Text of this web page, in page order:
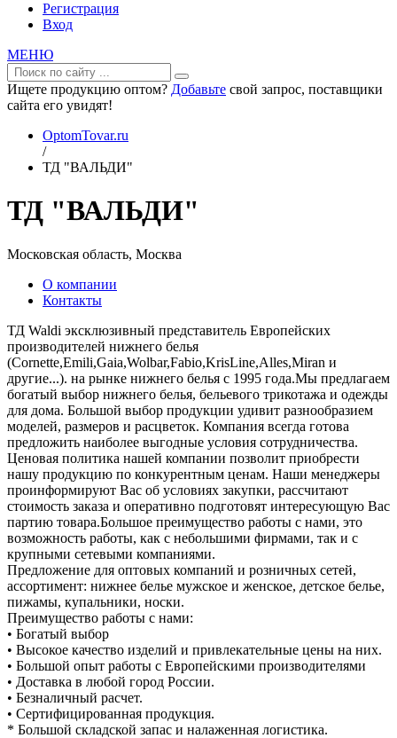
Регистрация
Вход
МЕНЮ
Ищете продукцию оптом? Добавьте свой запрос, поставщики
сайта его увидят!
OptomTovar.ru
/
ТД "ВАЛЬДИ"
ТД "ВАЛЬДИ"
Московская область, Москва
О компании
Контакты
ТД Waldi эксклюзивный представитель Европейских
производителей нижнего белья
(Cornette,Emili,Gaia,Wolbar,Fabio,KrisLine,Alles,Miran и
другие...). на рынке нижнего белья с 1995 года.Мы предлагаем
богатый выбор нижнего белья, бельевого трикотажа и одежды
для дома. Большой выбор продукции удивит разнообразием
моделей, размеров и расцветок. Компания всегда готова
предложить наиболее выгодные условия сотрудничества.
Ценовая политика нашей компании позволит приобрести
нашу продукцию по конкурентным ценам. Наши менеджеры
проинформируют Вас об условиях закупки, рассчитают
стоимость заказа и оперативно подготовят интересующую Вас
партию товара.Большое преимущество работы с нами, это
возможность работы, как с небольшими фирмами, так и с
крупными сетевыми компаниями.
Предложение для оптовых компаний и розничных сетей,
ассортимент: нижнее белье мужское и женское, детское белье,
пижамы, купальники, носки.
Преимущество работы с нами:
• Богатый выбор
• Высокое качество изделий и привлекательные цены на них.
• Большой опыт работы с Европейскими производителями
• Доставка в любой город России.
• Безналичный расчет.
• Сертифицированная продукция.
* Большой складской запас и налаженная логистика.